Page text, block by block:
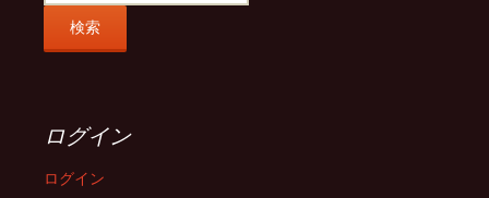
ログイン
ログイン